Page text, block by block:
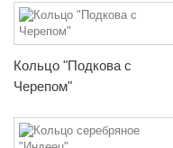
Кольцо "Подкова с
Черепом"